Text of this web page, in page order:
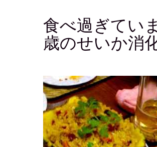
食べ過ぎてい
歳のせいか消